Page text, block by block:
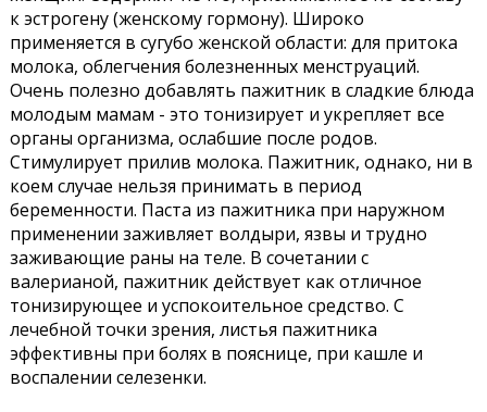
к эстрогену (женскому гормону). Широко
применяется в сугубо женской области: для притока
молока, облегчения болезненных менструаций.
Очень полезно добавлять пажитник в сладкие блюда
молодым мамам - это тонизирует и укрепляет все
органы организма, ослабшие после родов.
Стимулирует прилив молока. Пажитник, однако, ни в
коем случае нельзя принимать в период
беременности. Паста из пажитника при наружном
применении заживляет волдыри, язвы и трудно
заживающие раны на теле. В сочетании с
валерианой, пажитник действует как отличное
тонизирующее и успокоительное средство. С
лечебной точки зрения, листья пажитника
эффективны при болях в пояснице, при кашле и
воспалении селезенки.